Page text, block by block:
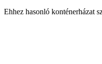
Ehhez hasonló konténerházat